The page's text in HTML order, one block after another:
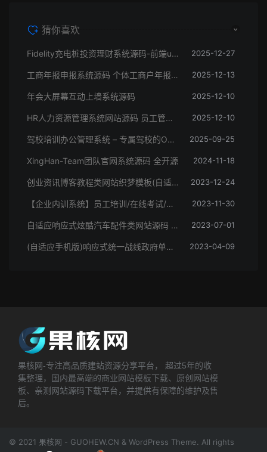
猜你喜欢
Fidelity充电桩投资理财系统源码-前端uniapp纯源码+后端PHP 2025-12-27
工商年报申报系统源码 个体工商户年报注销H5搭建源码 2025-12-13
年会大屏幕互动上墙系统源码 2025-12-10
HR人力资源管理系统网站源码 员工管理系统 2025-12-10
驾校培训办公管理系统 – 专属驾校的OA系统 2025-09-25
XingHan-Team团队官网系统源码 全开源 2024-11-18
创业资讯博客教程类网站织梦模板(自适应手机端) 2023-12-24
【企业内训系统】员工培训/在线考试/学习统计/学习证明（电脑端+手机端） 2023-11-30
自适应响应式炫酷汽车配件类网站源码 html5高端大气汽车网站织梦模板 2023-07-01
(自适应手机版)响应式统一战线政府单位机构类网站源码 红色政府部门机构网站模板 2023-04-09
果核网-专注高品质建站资源分享平台， 超过5年的收
集整理，国内最高端的商业网站模板下载、原创网站模
板、亲测网站源码下载平台，并提供有保障的维护及售
后。
© 2021 果核网 - GUOHEW.CN & WordPress Theme. All rights